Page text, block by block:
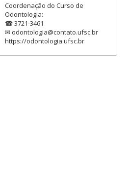
Coordenação do Curso de
Odontologia:
☎ 3721-3461
✉ odontologia@contato.ufsc.br
https://odontologia.ufsc.br